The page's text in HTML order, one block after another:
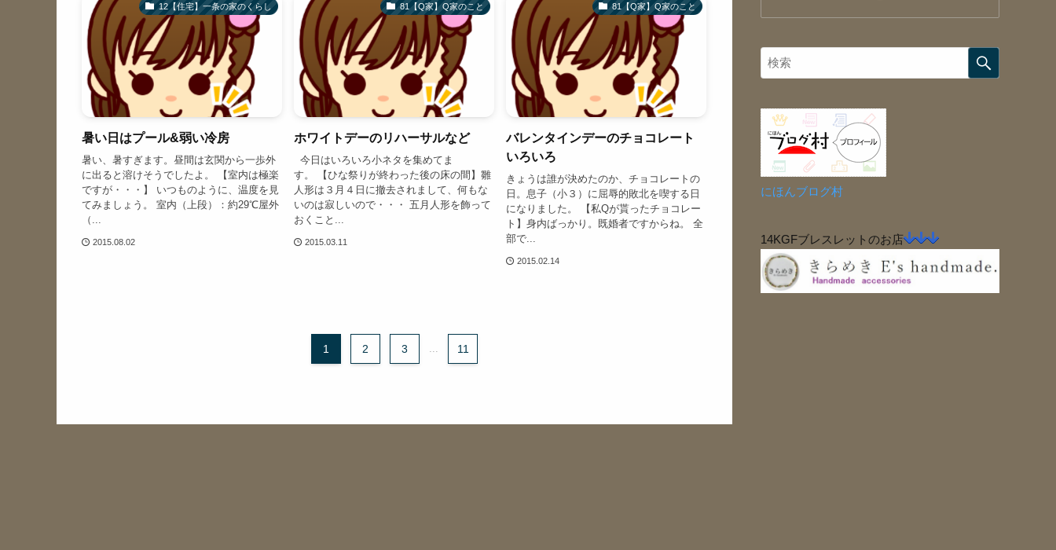
12【住宅】一条の家のくらし
暑い日はプール&弱い冷房
暑い、暑すぎます。昼間は玄関から一歩外
に出ると溶けそうでしたよ。 【室内は極楽
ですが・・・】 いつものように、温度を見
てみましょう。 室内（上段）：約29℃屋外
（...
2015.08.02
81【Q家】Q家のこと
ホワイトデーのリハーサルなど
今日はいろいろ小ネタを集めてま
す。 【ひな祭りが終わった後の床の間】雛
人形は３月４日に撤去されまして、何もな
いのは寂しいので・・・ 五月人形を飾って
おくこと...
2015.03.11
81【Q家】Q家のこと
バレンタインデーのチョコレート
いろいろ
きょうは誰が決めたのか、チョコレートの
日。息子（小３）に屈辱的敗北を喫する日
になりました。 【私Qが貰ったチョコレー
ト】身内ばっかり。既婚者ですからね。 全
部で...
2015.02.14
1 2 3 ... 11
にほんブログ村
14KGFブレスレットのお店